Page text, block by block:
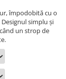
împodobită cu o
simplu și
un strop de